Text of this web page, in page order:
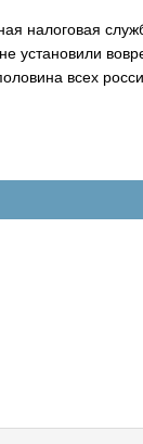
налоговая
установили
всех